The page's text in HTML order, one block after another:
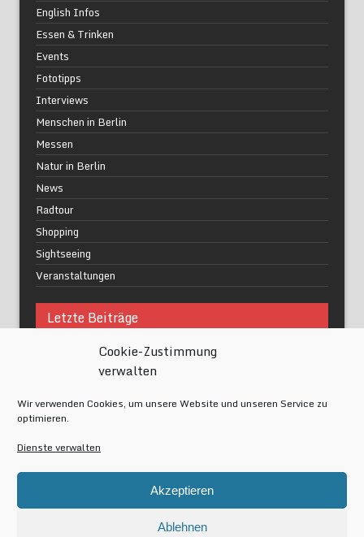
Cookie-Zustimmung
verwalten
Wir verwenden Cookies, um unsere Website und unseren Service zu
optimieren.
Dienste verwalten
Akzeptieren
Ablehnen
English Infos
Essen & Trinken
Events
Fototipps
Interviews
Menschen in Berlin
Messen
Natur in Berlin
News
Radtour
Shopping
Sightseeing
Veranstaltungen
Letzte Beiträge
Was macht urbane Lebensqualität wirklich aus?
Grüne Oasen in Berlin
Festival of Lights Berlin 2024
Gesund schlafen im modernen Alltag